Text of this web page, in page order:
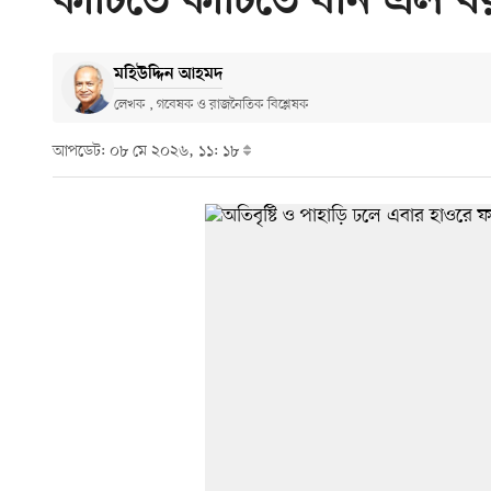
মহিউদ্দিন আহমদ
লেখক , গবেষক ও রাজনৈতিক বিশ্লেষক
আপডেট: ০৮ মে ২০২৬, ১১: ১৮